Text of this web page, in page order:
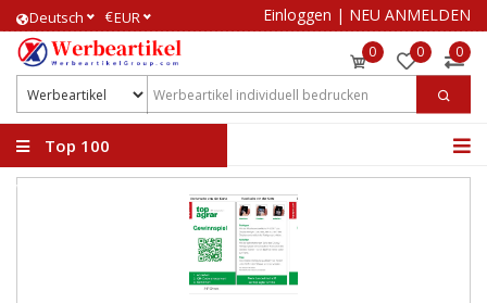
Deutsch €EUR Einloggen | NEU ANMELDEN
0 0 0
Top 100
Werbeartikel